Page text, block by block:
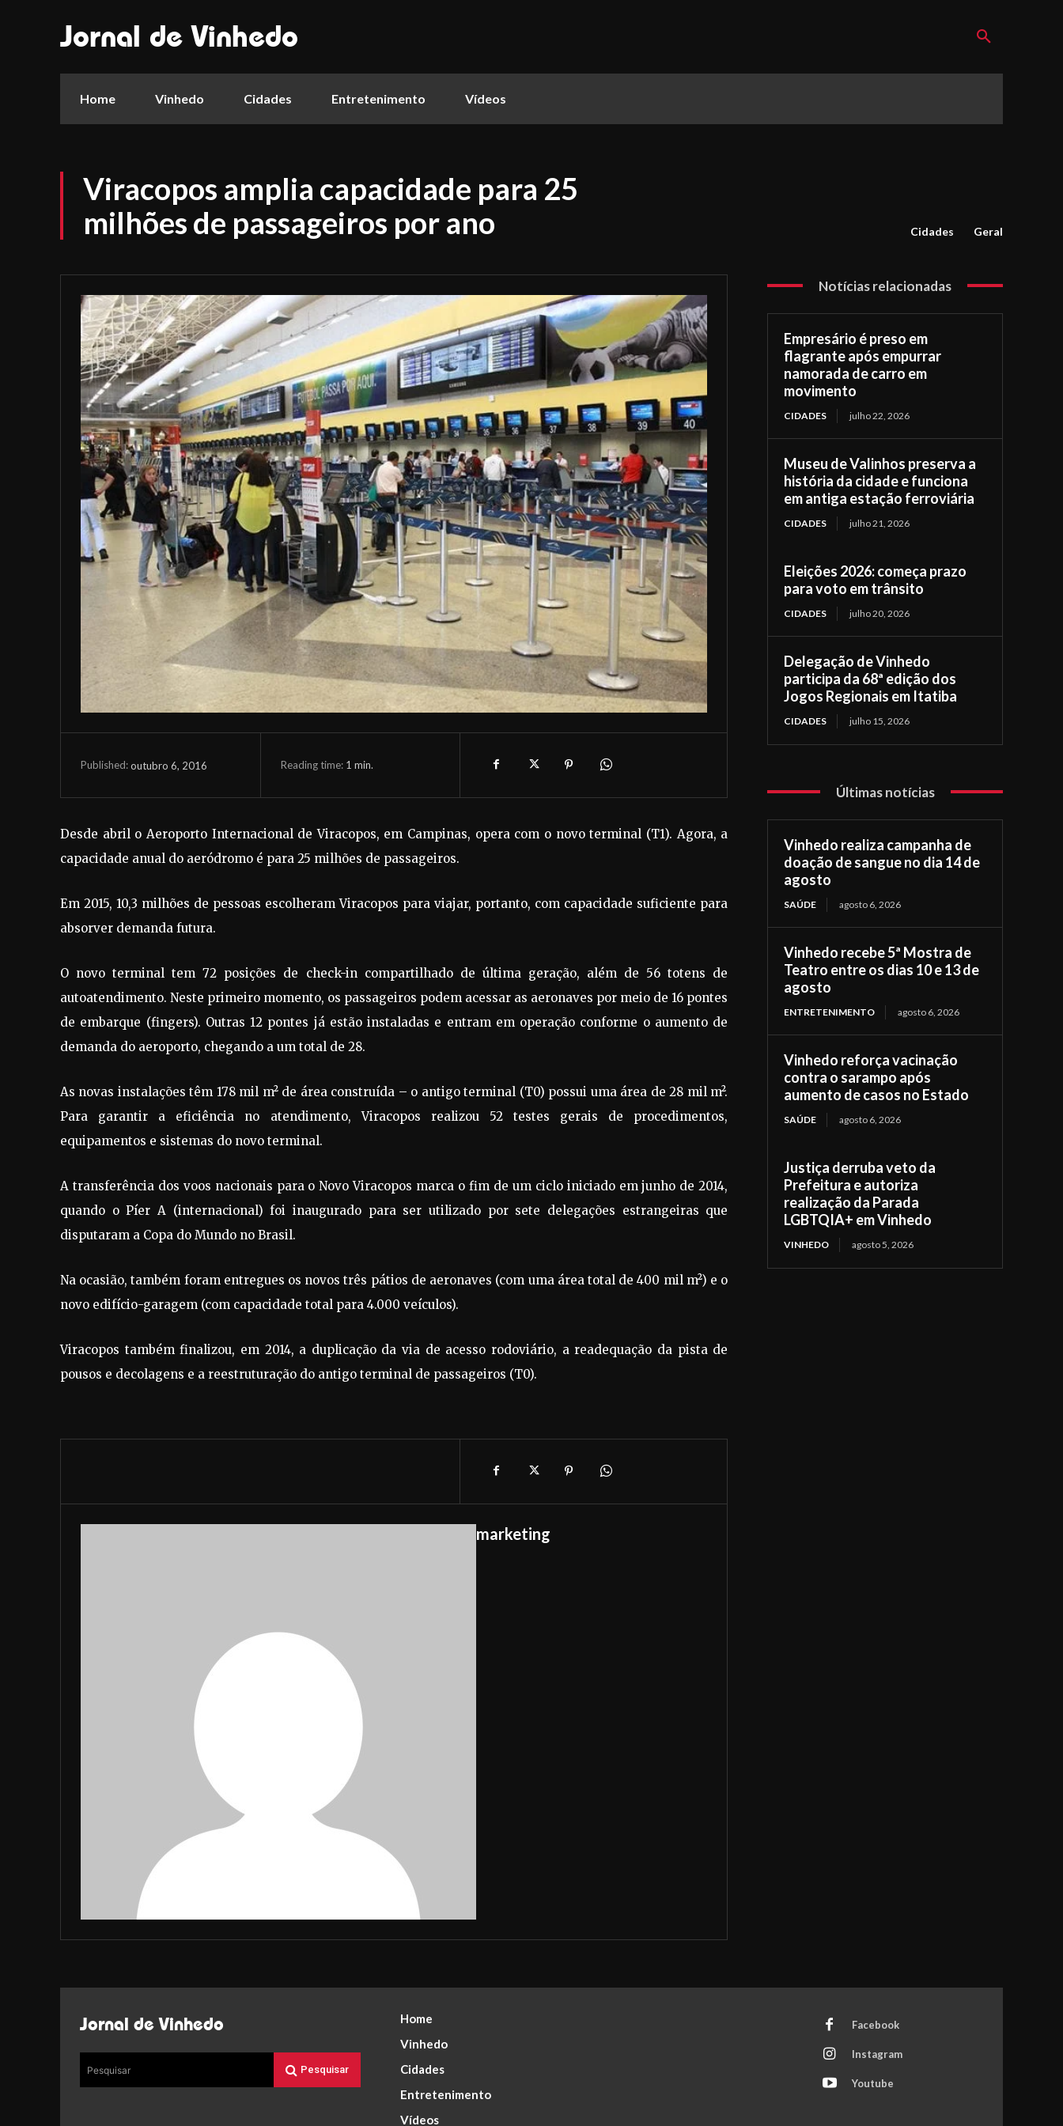
Jornal de Vinhedo
Home Vinhedo Cidades Entretenimento Vídeos
Viracopos amplia capacidade para 25
milhões de passageiros por ano
Cidades Geral
Published:outubro 6, 2016 Reading time: 1 min.
Desde abril o Aeroporto Internacional de Viracopos, em Campinas, opera com o novo terminal (T1). Agora, a
capacidade anual do aeródromo é para 25 milhões de passageiros.
Em 2015, 10,3 milhões de pessoas escolheram Viracopos para viajar, portanto, com capacidade suficiente para
absorver demanda futura.
O novo terminal tem 72 posições de check-in compartilhado de última geração, além de 56 totens de
autoatendimento. Neste primeiro momento, os passageiros podem acessar as aeronaves por meio de 16 pontes
de embarque (fingers). Outras 12 pontes já estão instaladas e entram em operação conforme o aumento de
demanda do aeroporto, chegando a um total de 28.
As novas instalações têm 178 mil m² de área construída – o antigo terminal (T0) possui uma área de 28 mil m².
Para garantir a eficiência no atendimento, Viracopos realizou 52 testes gerais de procedimentos,
equipamentos e sistemas do novo terminal.
A transferência dos voos nacionais para o Novo Viracopos marca o fim de um ciclo iniciado em junho de 2014,
quando o Píer A (internacional) foi inaugurado para ser utilizado por sete delegações estrangeiras que
disputaram a Copa do Mundo no Brasil.
Na ocasião, também foram entregues os novos três pátios de aeronaves (com uma área total de 400 mil m²) e o
novo edifício-garagem (com capacidade total para 4.000 veículos).
Viracopos também finalizou, em 2014, a duplicação da via de acesso rodoviário, a readequação da pista de
pousos e decolagens e a reestruturação do antigo terminal de passageiros (T0).
marketing
Notícias relacionadas
Empresário é preso em
flagrante após empurrar
namorada de carro em
movimento
CIDADES julho 22, 2026
Museu de Valinhos preserva a
história da cidade e funciona
em antiga estação ferroviária
CIDADES julho 21, 2026
Eleições 2026: começa prazo
para voto em trânsito
CIDADES julho 20, 2026
Delegação de Vinhedo
participa da 68ª edição dos
Jogos Regionais em Itatiba
CIDADES julho 15, 2026
Últimas notícias
Vinhedo realiza campanha de
doação de sangue no dia 14 de
agosto
SAÚDE agosto 6, 2026
Vinhedo recebe 5ª Mostra de
Teatro entre os dias 10 e 13 de
agosto
ENTRETENIMENTO agosto 6, 2026
Vinhedo reforça vacinação
contra o sarampo após
aumento de casos no Estado
SAÚDE agosto 6, 2026
Justiça derruba veto da
Prefeitura e autoriza
realização da Parada
LGBTQIA+ em Vinhedo
VINHEDO agosto 5, 2026
Jornal de Vinhedo
Pesquisar Pesquisar
Home
Vinhedo
Cidades
Entretenimento
Vídeos
Facebook
Instagram
Youtube